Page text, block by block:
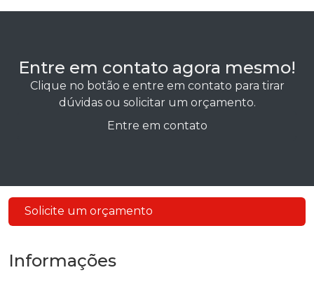
Entre em contato agora mesmo!
Clique no botão e entre em contato para tirar
dúvidas ou solicitar um orçamento.
Entre em contato
Solicite um orçamento
Informações